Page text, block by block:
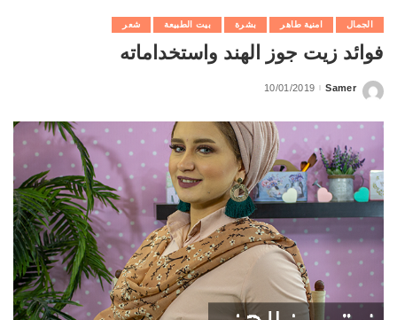
الجمال امنية طاهر بشرة بيت الطبيعة شعر
فوائد زيت جوز الهند واستخداماته
Posted
Samer
10/01/2019